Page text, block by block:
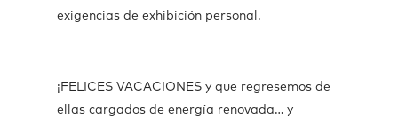
exigencias de exhibición personal.
¡FELICES VACACIONES y que regresemos de
ellas cargados de energía renovada… y